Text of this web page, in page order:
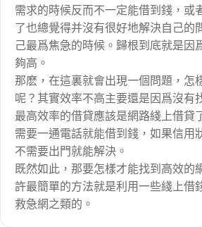
需求的時候反而不一定能借到錢，或
了也總覺得并沒有很好地解決自己的
己最爲焦急的時候。歸根到底就是因
夠高。
那麽，在這裏就會出現一個問題，怎
呢？其實效率不高主要還是因爲沒有
最高效率的借貸應該是網路綫上借貸
需要一通電話就能借到錢，如果信用
不需要出門就能解決。
既然如此，那要怎樣才能找到高效的
許最簡單的方法就是利用一些綫上借
救急網之類的。